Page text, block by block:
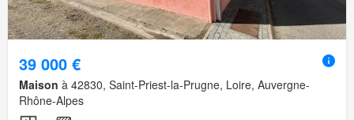
39 000 €
Maison à 42830, Saint-Priest-la-Prugne, Loire, Auvergne-
Rhône-Alpes